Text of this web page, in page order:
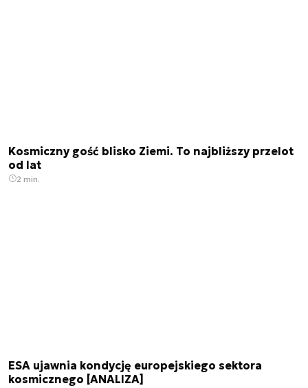
Kosmiczny gość blisko Ziemi. To najbliższy przelot
od lat
2 min.
ESA ujawnia kondycję europejskiego sektora
kosmicznego [ANALIZA]